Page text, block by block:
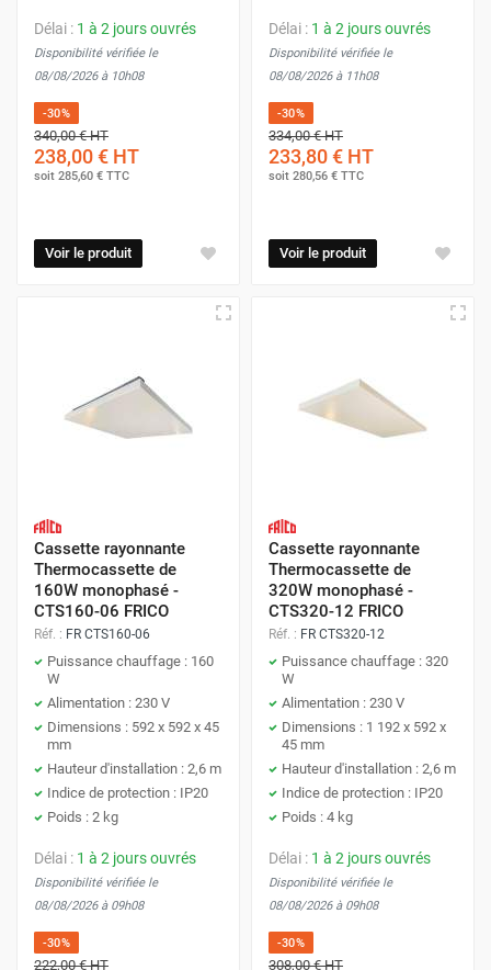
Délai : 1 à 2 jours ouvrés
Disponibilité vérifiée le
08/08/2026 à 10h08
-30%
340,00 €HT
238,00 € HT
soit 285,60 € TTC
Voir le produit
Délai : 1 à 2 jours ouvrés
Disponibilité vérifiée le
08/08/2026 à 11h08
-30%
334,00 €HT
233,80 € HT
soit 280,56 € TTC
Voir le produit
Cassette rayonnante
Thermocassette de
160W monophasé -
CTS160-06 FRICO
Réf. : FR CTS160-06
Puissance chauffage : 160
W
Alimentation : 230 V
Dimensions : 592 x 592 x 45
mm
Hauteur d'installation : 2,6 m
Indice de protection : IP20
Poids : 2 kg
Délai : 1 à 2 jours ouvrés
Disponibilité vérifiée le
08/08/2026 à 09h08
-30%
222,00 €HT
Cassette rayonnante
Thermocassette de
320W monophasé -
CTS320-12 FRICO
Réf. : FR CTS320-12
Puissance chauffage : 320
W
Alimentation : 230 V
Dimensions : 1 192 x 592 x
45 mm
Hauteur d'installation : 2,6 m
Indice de protection : IP20
Poids : 4 kg
Délai : 1 à 2 jours ouvrés
Disponibilité vérifiée le
08/08/2026 à 09h08
-30%
308,00 €HT